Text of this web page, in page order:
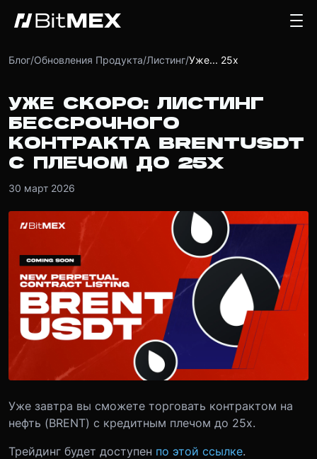
Блог/Обновления Продукта/Листинг/Уже... 25x
УЖЕ СКОРО: ЛИСТИНГ
БЕССРОЧНОГО
КОНТРАКТА BRENTUSDT
С ПЛЕЧОМ ДО 25X
30 март 2026
Уже завтра вы сможете торговать контрактом на
нефть (BRENT) с кредитным плечом до 25x.
Трейдинг будет доступен по этой ссылке.